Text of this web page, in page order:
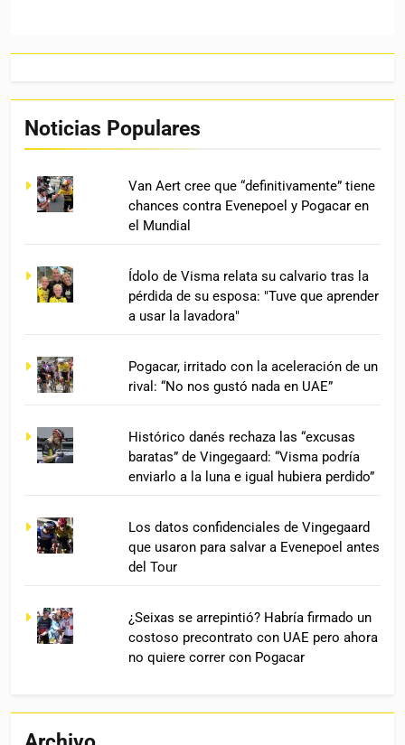
Noticias Populares
Van Aert cree que “definitivamente” tiene
chances contra Evenepoel y Pogacar en
el Mundial
Ídolo de Visma relata su calvario tras la
pérdida de su esposa: "Tuve que aprender
a usar la lavadora"
Pogacar, irritado con la aceleración de un
rival: “No nos gustó nada en UAE”
Histórico danés rechaza las “excusas
baratas” de Vingegaard: “Visma podría
enviarlo a la luna e igual hubiera perdido”
Los datos confidenciales de Vingegaard
que usaron para salvar a Evenepoel antes
del Tour
¿Seixas se arrepintió? Habría firmado un
costoso precontrato con UAE pero ahora
no quiere correr con Pogacar